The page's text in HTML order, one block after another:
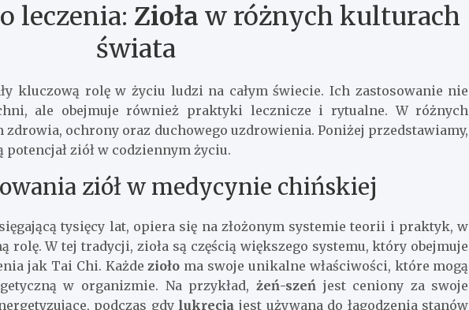
leczenia: Zioła w różnych kulturach
świata
kluczową rolę w życiu ludzi na całym świecie. Ich zastosowanie nie
ale obejmuje również praktyki lecznicze i rytualne. W różnych
zdrowia, ochrony oraz duchowego uzdrowienia. Poniżej przedstawiamy,
ziół w codziennym życiu.
ziół w medycynie chińskiej
tysięcy lat, opiera się na złożonym systemie teorii i praktyk, w
rolę. W tej tradycji, zioła są częścią większego systemu, który obejmuje
jak Tai Chi. Każdezioło ma swoje unikalne właściwości, które mogą
w organizmie. Na przykład, żeń-szeńjest ceniony za swoje
podczas gdy lukrecja jest używana do łagodzenia stanów